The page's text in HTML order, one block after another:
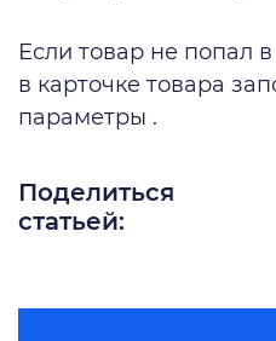
Если товар не попал
в карточке товара
параметры .
Поделиться
статьей: